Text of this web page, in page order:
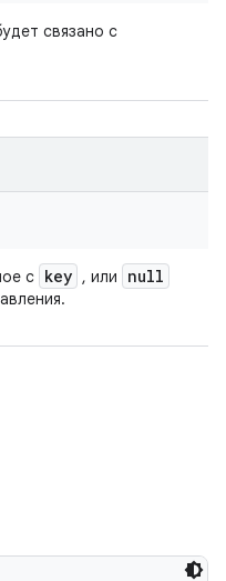
связано с
с key , или null